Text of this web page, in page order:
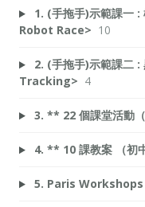
1. (手拖手)示範課一
Robot Race> 10
2. (手拖手)示範課二
Tracking> 4
3. ** 22 個課堂活動（
4. ** 10 課教案 （初
5. Paris Workshops